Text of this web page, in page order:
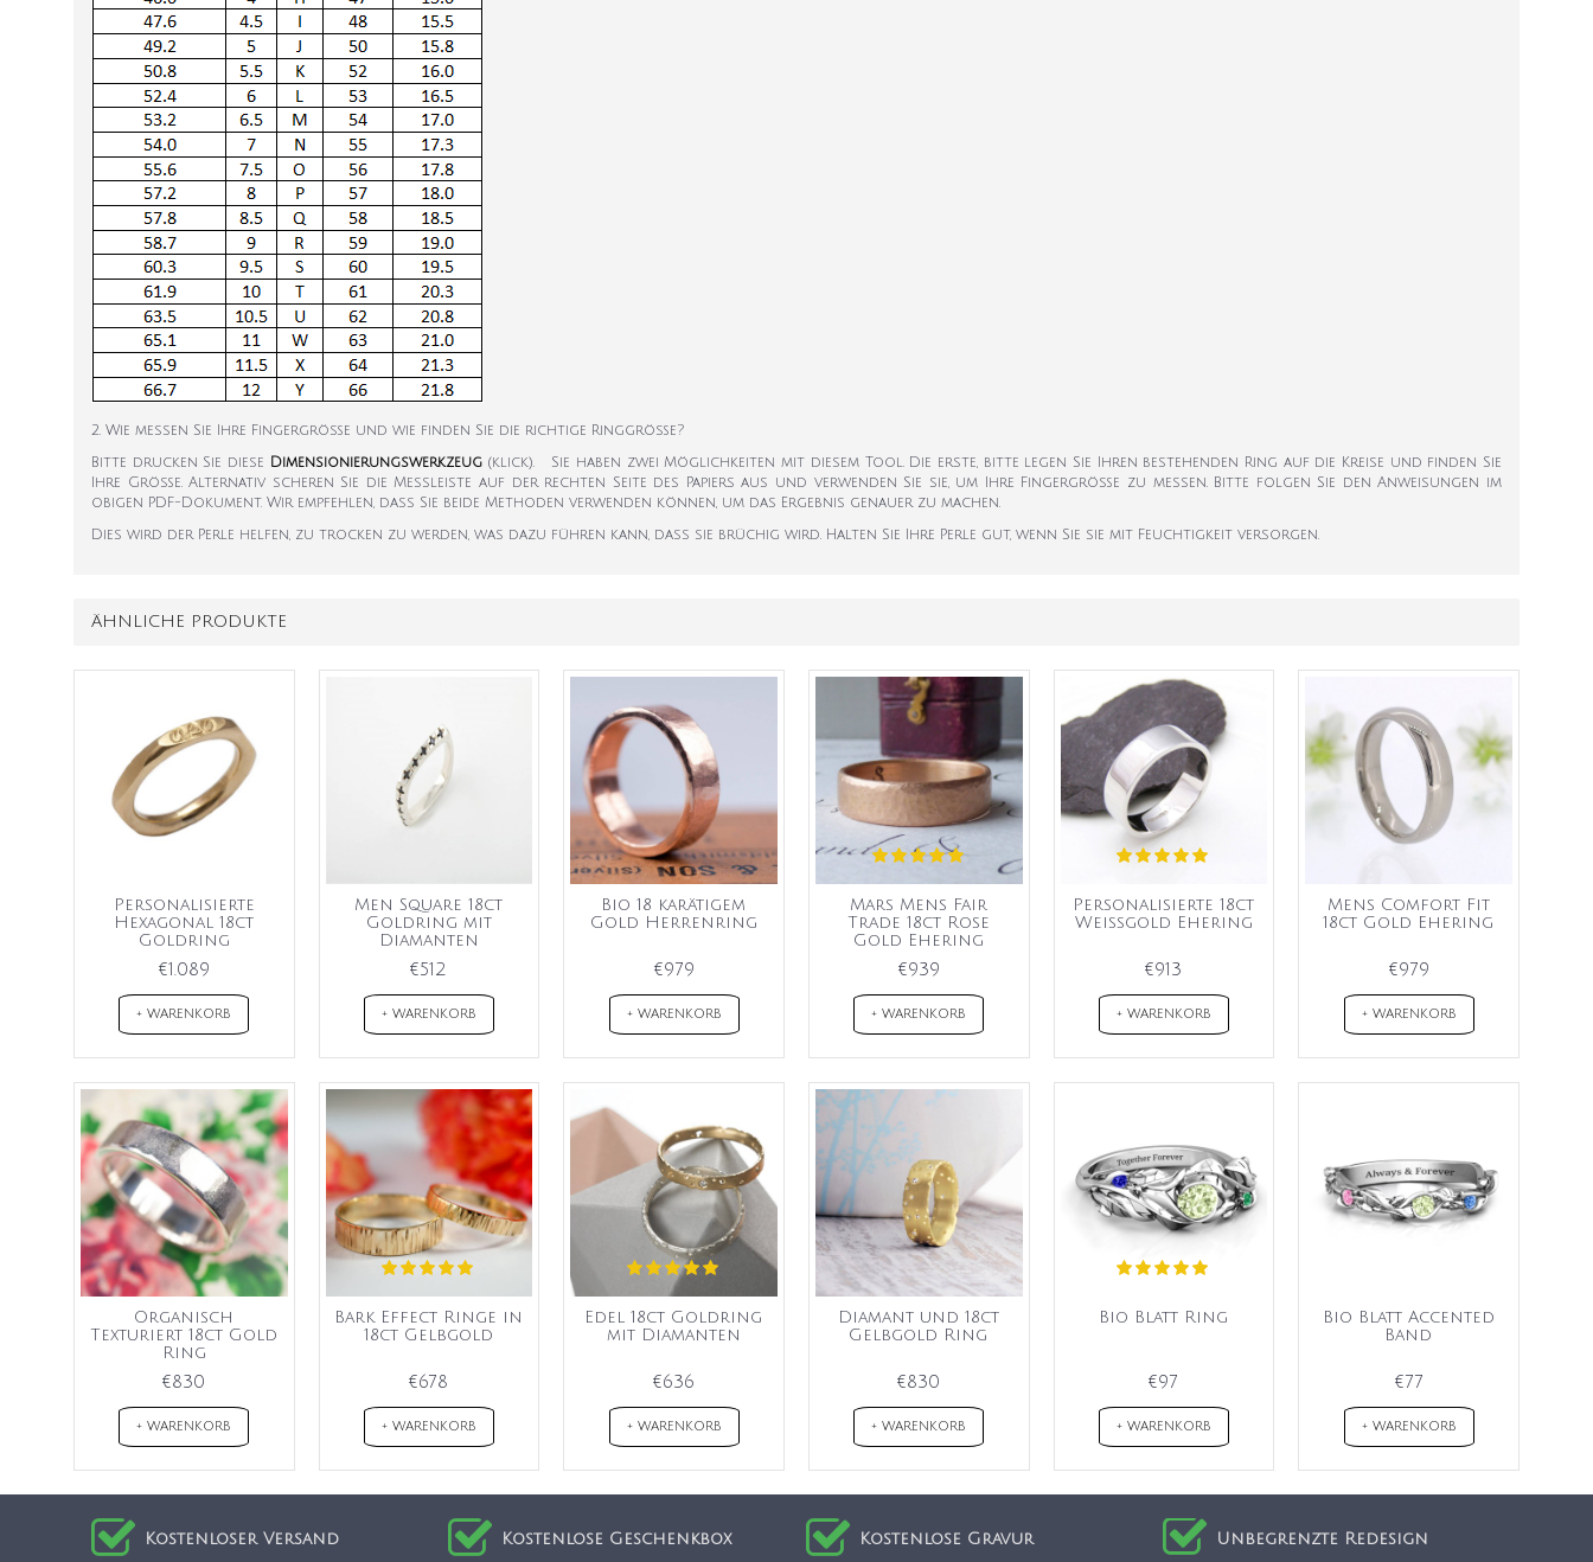
2. Wie messen Sie Ihre Fingergröße und wie finden Sie die richtige Ringgröße?
Bitte drucken Sie diese Dimensionierungswerkzeug (klick). Sie haben zwei Möglichkeiten mit diesem Tool. Die erste, bitte legen Sie Ihren bestehenden Ring auf die Kreise und finden Sie
Ihre Größe. Alternativ scheren Sie die Messleiste auf der rechten Seite des Papiers aus und verwenden Sie sie, um Ihre Fingergröße zu messen. Bitte folgen Sie den Anweisungen im
obigen PDF-Dokument. Wir empfehlen, dass Sie beide Methoden verwenden können, um das Ergebnis genauer zu machen.
Dies wird der Perle helfen, zu trocken zu werden, was dazu führen kann, dass sie brüchig wird. Halten Sie Ihre Perle gut, wenn Sie sie mit Feuchtigkeit versorgen.
ÄHNLICHE PRODUKTE
Personalisierte
Hexagonal 18ct
Goldring
€1.089
+ WARENKORB
Men Square 18ct
Goldring mit
Diamanten
€512
+ WARENKORB
Bio 18 karätigem
Gold Herrenring
€979
+ WARENKORB
Mars Mens Fair
Trade 18ct Rose
Gold Ehering
€939
+ WARENKORB
Personalisierte 18ct
Weißgold Ehering
€913
+ WARENKORB
Mens Comfort Fit
18ct Gold Ehering
€979
+ WARENKORB
Organisch
Texturiert 18ct Gold
Ring
€830
+ WARENKORB
Bark Effect Ringe in
18ct Gelbgold
€678
+ WARENKORB
Edel 18ct Goldring
mit Diamanten
€636
+ WARENKORB
Diamant und 18ct
Gelbgold Ring
€830
+ WARENKORB
Bio Blatt Ring
€97
+ WARENKORB
Bio Blatt Accented
Band
€77
+ WARENKORB
Kostenloser Versand Kostenlose Geschenkbox Kostenlose Gravur Unbegrenzte Redesign